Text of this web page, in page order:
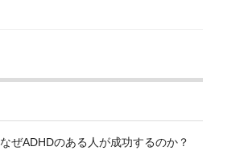
なぜADHDのある人が成功するのか？